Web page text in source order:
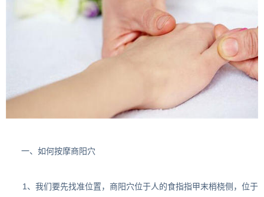
一、如何按摩商阳穴
1、我们要先找准位置，商阳穴位于人的食指指甲末梢桡侧，位于